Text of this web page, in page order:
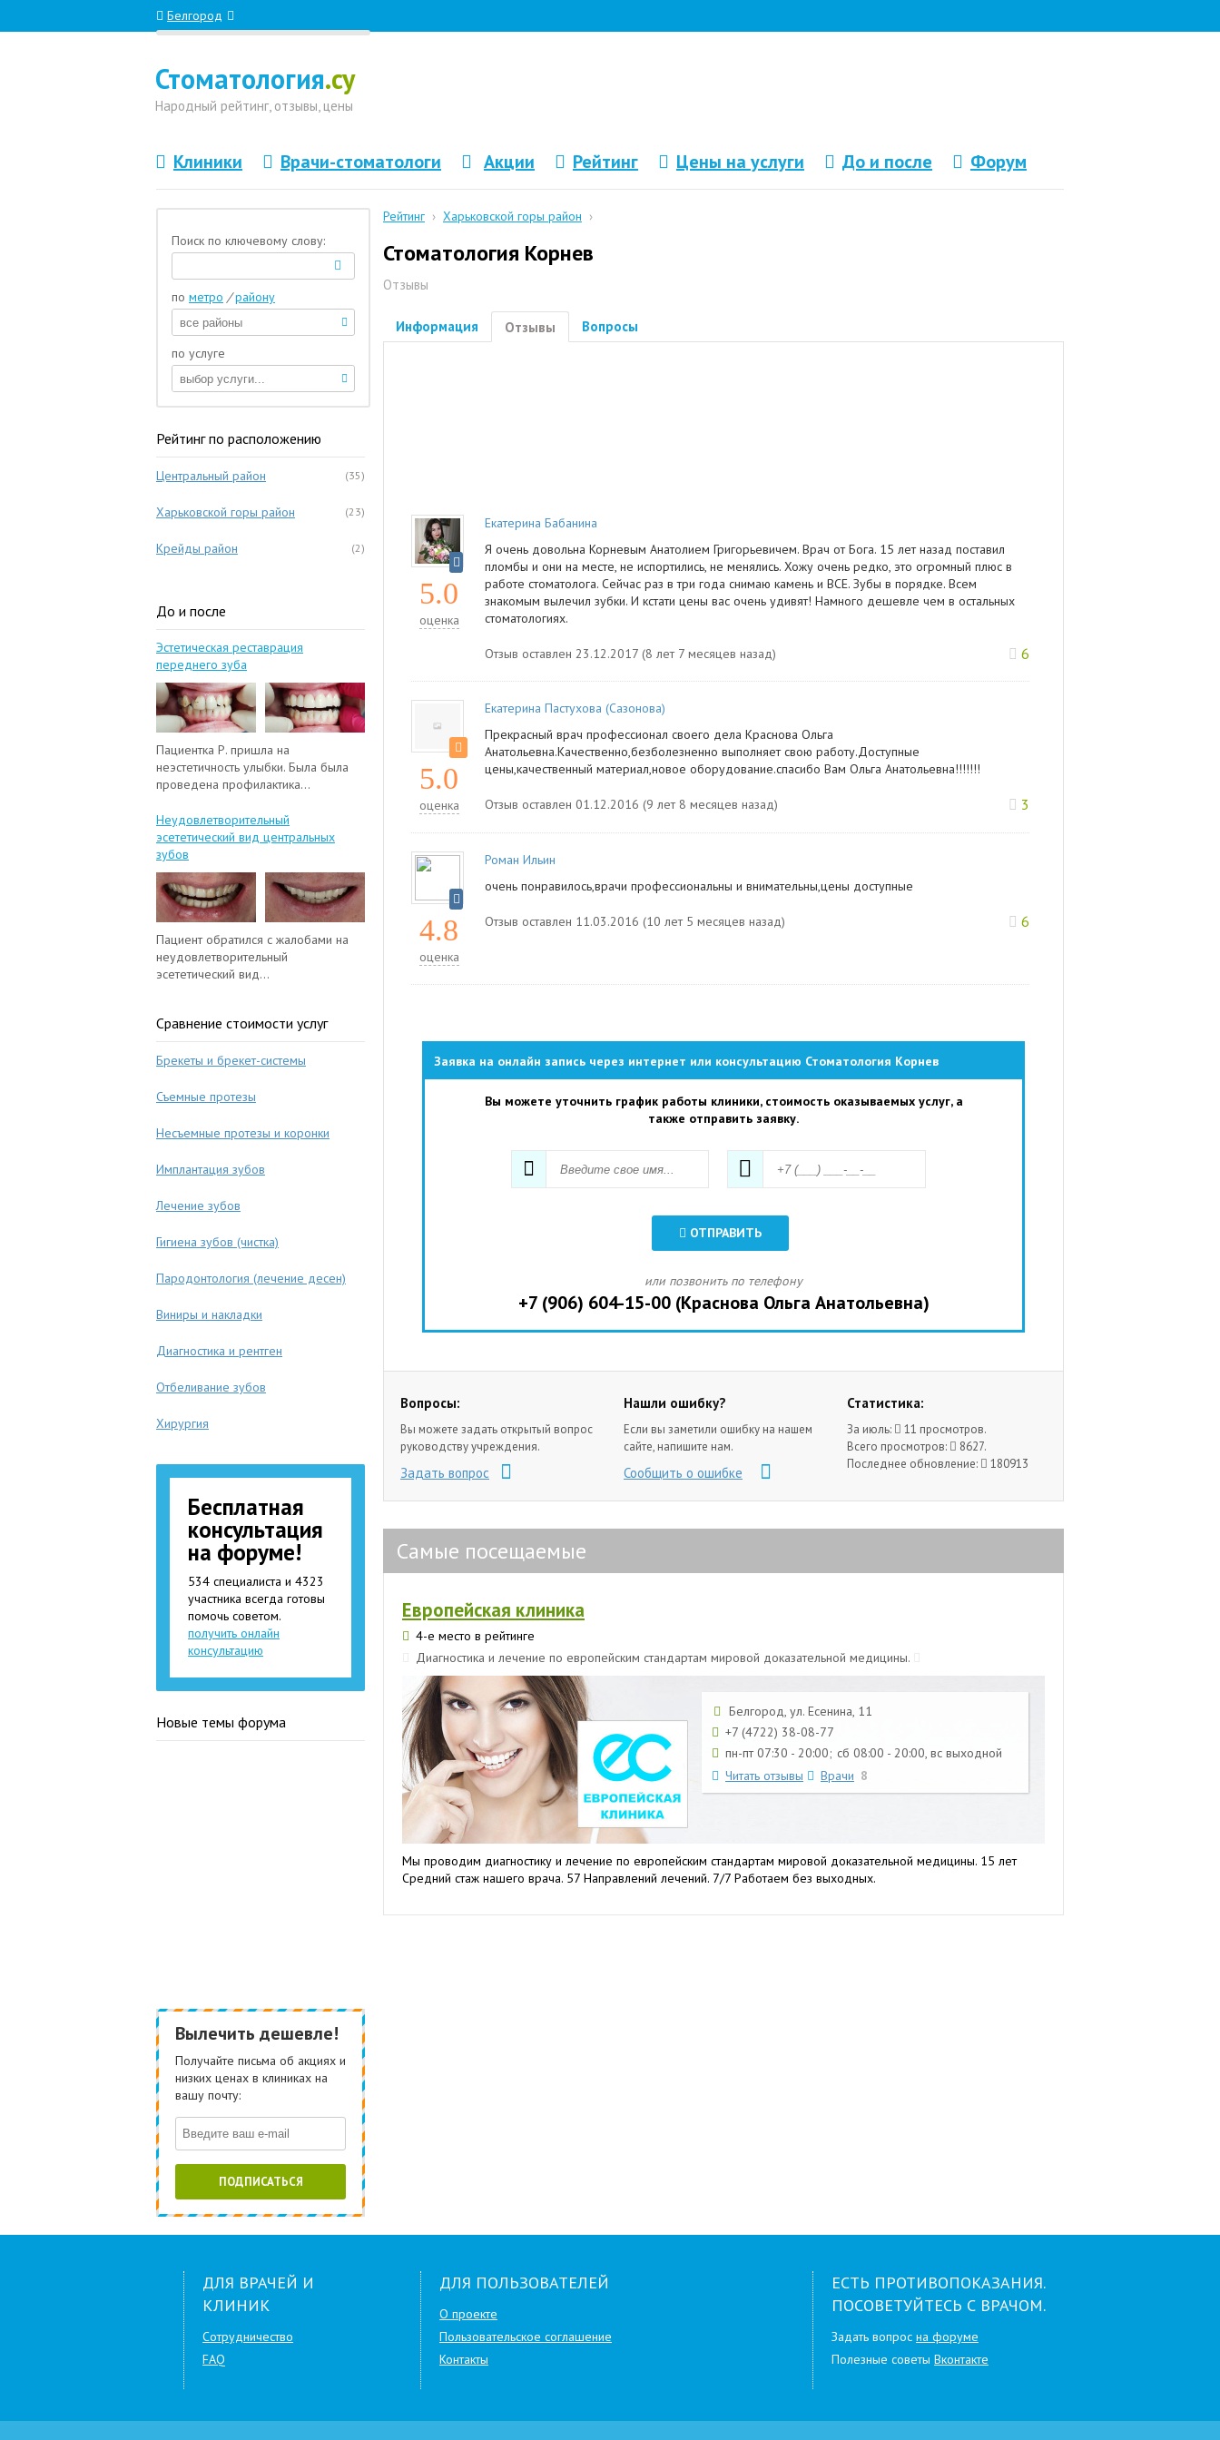
Белгород
Стоматология.су
Народный рейтинг, отзывы, цены
Клиники Врачи-стоматологи Акции Рейтинг Цены на услуги До и после Форум
Рейтинг › Харьковской горы район ›
Стоматология Корнев
Отзывы
Информация Отзывы Вопросы
5.0
оценка
Екатерина Бабанина
Я очень довольна Корневым Анатолием Григорьевичем. Врач от Бога. 15 лет назад поставил
пломбы и они на месте, не испортились, не менялись. Хожу очень редко, это огромный плюс в
работе стоматолога. Сейчас раз в три года снимаю камень и ВСЕ. Зубы в порядке. Всем
знакомым вылечил зубки. И кстати цены вас очень удивят! Намного дешевле чем в остальных
стоматологиях.
Отзыв оставлен 23.12.2017 (8 лет 7 месяцев назад) 6
5.0
оценка
Екатерина Пастухова (Сазонова)
Прекрасный врач профессионал своего дела Краснова Ольга
Анатольевна.Качественно,безболезненно выполняет свою работу.Доступные
цены,качественный материал,новое оборудование.спасибо Вам Ольга Анатольевна!!!!!!!
Отзыв оставлен 01.12.2016 (9 лет 8 месяцев назад) 3
4.8
оценка
Роман Ильин
очень понравилось,врачи профессиональны и внимательны,цены доступные
Отзыв оставлен 11.03.2016 (10 лет 5 месяцев назад) 6
Заявка на онлайн запись через интернет или консультацию Стоматология Корнев
Вы можете уточнить график работы клиники, стоимость оказываемых услуг, а
также отправить заявку.
ОТПРАВИТЬ
или позвонить по телефону
+7 (906) 604-15-00 (Краснова Ольга Анатольевна)
Вопросы:
Вы можете задать открытый вопрос
руководству учреждения.
Задать вопрос
Нашли ошибку?
Если вы заметили ошибку на нашем
сайте, напишите нам.
Сообщить о ошибке
Статистика:
За июль:
11 просмотров.
Всего просмотров:
8627.
Последнее обновление:
180913
Самые посещаемые
Европейская клиника
4-е место в рейтинге
Диагностика и лечение по европейским стандартам мировой доказательной медицины.
Белгород, ул. Есенина, 11
+7 (4722) 38-08-77
пн-пт 07:30 - 20:00; сб 08:00 - 20:00, вс выходной
Читать отзывы
Врачи 8
Мы проводим диагностику и лечение по европейским стандартам мировой доказательной медицины. 15 лет
Средний стаж нашего врача. 57 Направлений лечений. 7/7 Работаем без выходных.
Поиск по ключевому слову:
по метро / району
по услуге
Рейтинг по расположению
(35)
Центральный район
(23)
Харьковской горы район
(2)
Крейды район
До и после
Эстетическая реставрация
переднего зуба
Пациентка Р. пришла на
неэстетичность улыбки. Была была
проведена профилактика...
Неудовлетворительный
эсететический вид центральных
зубов
Пациент обратился с жалобами на
неудовлетворительный
эсететический вид...
Сравнение стоимости услуг
Брекеты и брекет-системы
Съемные протезы
Несъемные протезы и коронки
Имплантация зубов
Лечение зубов
Гигиена зубов (чистка)
Пародонтология (лечение десен)
Виниры и накладки
Диагностика и рентген
Отбеливание зубов
Хирургия
Бесплатная
консультация
на форуме!
534 специалиста и 4323
участника всегда готовы
помочь советом.
получить онлайн
консультацию
Новые темы форума
Вылечить дешевле!
Получайте письма об акциях и
низких ценах в клиниках на
вашу почту:
ПОДПИСАТЬСЯ
ДЛЯ ВРАЧЕЙ И
КЛИНИК
Сотрудничество
FAQ
ДЛЯ ПОЛЬЗОВАТЕЛЕЙ
О проекте
Пользовательское соглашение
Контакты
ЕСТЬ ПРОТИВОПОКАЗАНИЯ.
ПОСОВЕТУЙТЕСЬ С ВРАЧОМ.
Задать вопрос на форуме
Полезные советы Вконтакте